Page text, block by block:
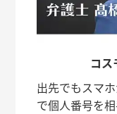
コ
出先でもスマ
で個人番号を